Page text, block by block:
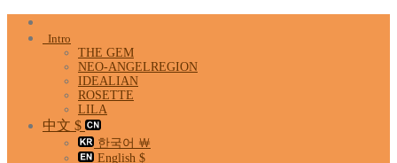
Skip
Intro
THE GEM
NEO-ANGELREGION
IDEALIAN
ROSETTE
LILA
中文 $
한국어 ￦
English $